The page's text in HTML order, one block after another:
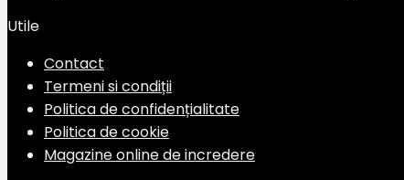
Utile
Contact
Termeni si condiții
Politica de confidențialitate
Politica de cookie
Magazine online de incredere